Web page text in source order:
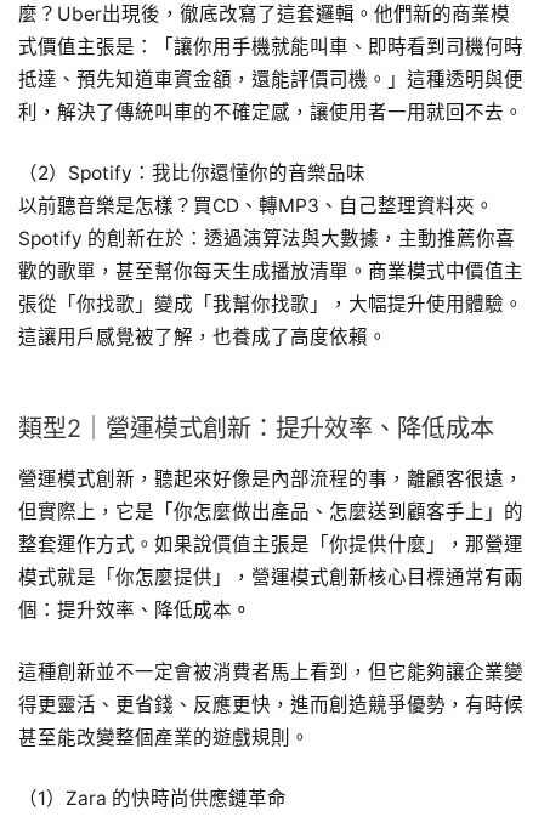
麼？Uber出現後，徹底改寫了這套邏輯。他們新的商業模
式價值主張是：「讓你用手機就能叫車、即時看到司機何時
抵達、預先知道車資金額，還能評價司機。」這種透明與便
利，解決了傳統叫車的不確定感，讓使用者一用就回不去。
（2）Spotify：我比你還懂你的音樂品味
以前聽音樂是怎樣？買CD、轉MP3、自己整理資料夾。
Spotify 的創新在於：透過演算法與大數據，主動推薦你喜
歡的歌單，甚至幫你每天生成播放清單。商業模式中價值主
張從「你找歌」變成「我幫你找歌」，大幅提升使用體驗。
這讓用戶感覺被了解，也養成了高度依賴。
類型2｜營運模式創新：提升效率、降低成本
營運模式創新，聽起來好像是內部流程的事，離顧客很遠，
但實際上，它是「你怎麼做出產品、怎麼送到顧客手上」的
整套運作方式。如果說價值主張是「你提供什麼」，那營運
模式就是「你怎麼提供」，營運模式創新核心目標通常有兩
個：提升效率、降低成本 。
這種創新並不一定會被消費者馬上看到，但它能夠讓企業變
得更靈活、更省錢、反應更快，進而創造競爭優勢，有時候
甚至能改變整個產業的遊戲規則。
（1）Zara 的快時尚供應鏈革命